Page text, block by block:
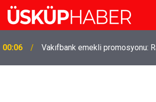
19:21
Gözde oldu! Hem köy hem
İzmir'deki doğal semt